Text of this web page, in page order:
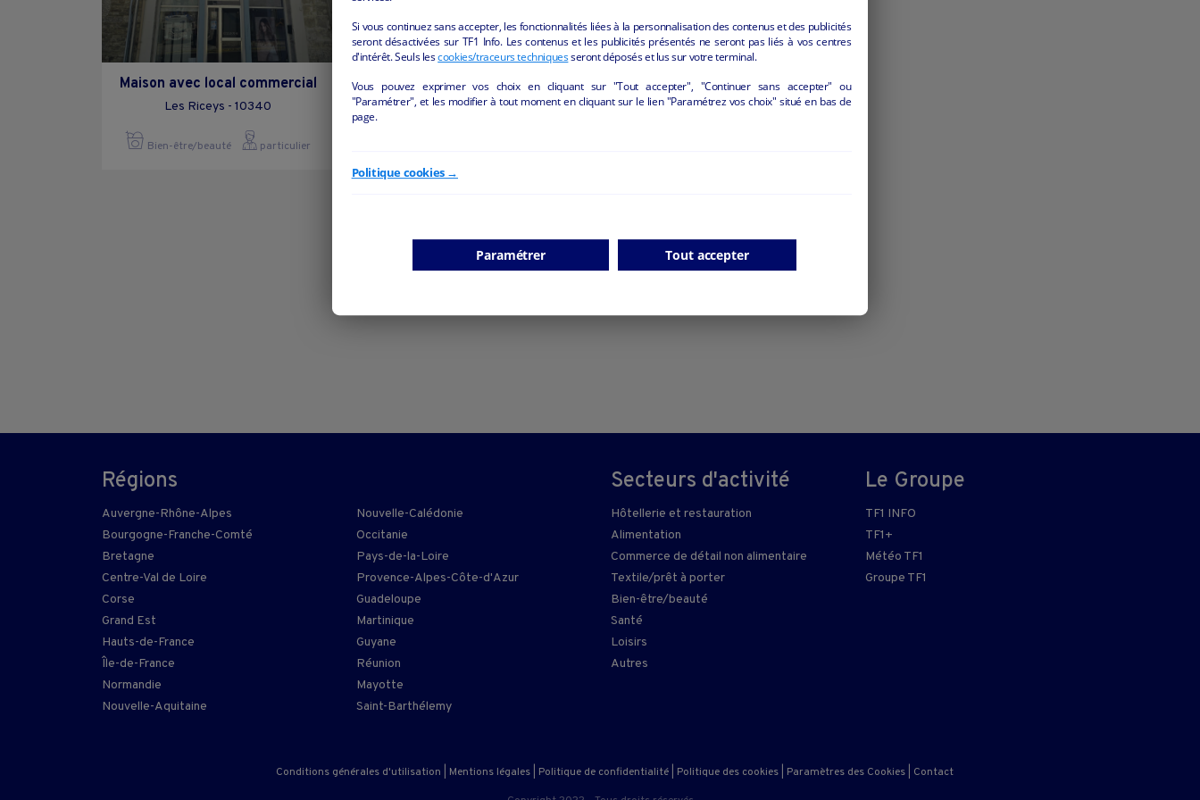
Maison avec local commercial
Les Riceys - 10340
Bien-être/beauté particulier
Salon esthétique
Fromelennes - 08600
Régions
Auvergne-Rhône-Alpes
Bourgogne-Franche-Comté
Bretagne
Centre-Val de Loire
Corse
Grand Est
Hauts-de-France
Île-de-France
Normandie
Nouvelle-Aquitaine
Nouvelle-Calédonie
Occitanie
Pays-de-la-Loire
Provence-Alpes-Côte-d'Azur
Guadeloupe
Martinique
Guyane
Réunion
Mayotte
Saint-Barthélemy
Secteurs d'activité
Hôtellerie et restauration
Alimentation
Commerce de détail non alimentaire
Textile/prêt à porter
Bien-être/beauté
Santé
Loisirs
Autres
Le Groupe
TF1 INFO
TF1+
Météo TF1
Groupe TF1
Conditions générales d'utilisation Mentions légales Politique de confidentialité Politique des cookies Paramètres des Cookies
Contact
Si vous continuez sans accepter, les fonctionnalités liées à la personnalisation des contenus et des publicités
seront désactivées sur TF1 Info. Les contenus et les publicités présentés ne seront pas liés à vos centres
d'intérêt. Seuls lescookies/traceurs techniquesseront déposés et lus sur votre terminal.
Vous pouvez exprimer vos choix en cliquant sur "Tout accepter", "Continuer sans accepter" ou
"Paramétrer", et les modifier à tout moment en cliquant sur le lien "Paramétrez vos choix" situé en bas de
page.
Politique cookies →
Paramétrer Tout accepter